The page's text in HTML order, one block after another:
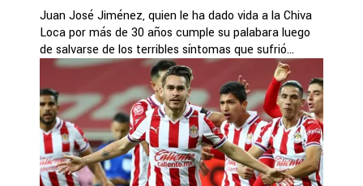
Juan José Jiménez, quien le ha dado vida a la Chiva
Loca por más de 30 años cumple su palabara luego
de salvarse de los terribles síntomas que sufrió...